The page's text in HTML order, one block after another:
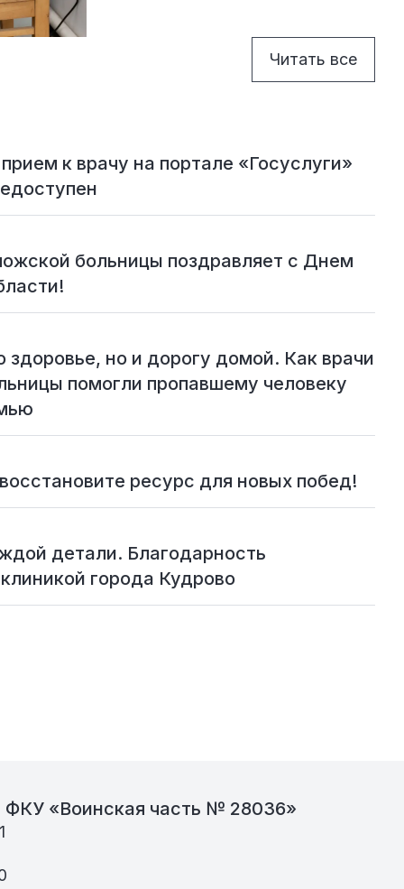
Читать все
к врачу на портале «Госуслуги»
больницы поздравляет с Днем
здоровье, но и дорогу домой. Как врачи
помогли пропавшему человеку
ресурс для новых побед!
детали. Благодарность
города Кудрово
«Воинская часть № 28036»